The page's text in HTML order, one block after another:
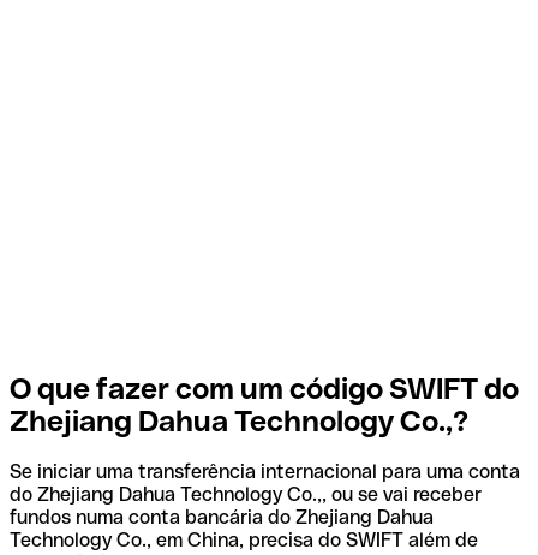
O que fazer com um código SWIFT do
Zhejiang Dahua Technology Co.,?
Se iniciar uma transferência internacional para uma conta
do Zhejiang Dahua Technology Co.,, ou se vai receber
fundos numa conta bancária do Zhejiang Dahua
Technology Co., em China, precisa do SWIFT além de